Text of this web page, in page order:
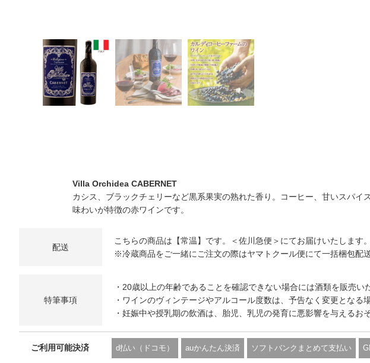
Villa Orchidea CABERNET
カシス、ブラックチェリーなど黒系果実の熟れた香り。コーヒー、甘いスパ
味わいが特徴の赤ワインです。
配送
こちらの商品は【常温】です。＜佐川急便＞にてお届けいたします。
※冷蔵商品をご一緒にご注文の際はヤマトクール便にて一括梱包配送
特筆事項
・20歳以上の年齢であることを確認できない場合には酒類を販売い
・ワインのヴィンテージやアルコール度数は、予告なく変更となる
・妊娠中や授乳期の飲酒は、胎児、乳児の発育に悪影響を与えるお
ご利用可能決済 d払い（ドコモ） auかんたん決済 ソフトバンクまとめて支払い